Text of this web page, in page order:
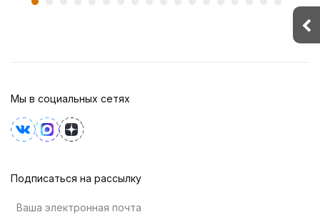
Мы в социальных сетях
Подписаться на рассылку